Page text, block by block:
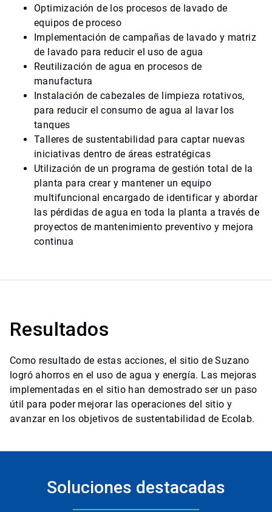
Optimización de los procesos de lavado de
equipos de proceso
Implementación de campañas de lavado y matriz
de lavado para reducir el uso de agua
Reutilización de agua en procesos de
manufactura
Instalación de cabezales de limpieza rotativos,
para reducir el consumo de agua al lavar los
tanques
Talleres de sustentabilidad para captar nuevas
iniciativas dentro de áreas estratégicas
Utilización de un programa de gestión total de la
planta para crear y mantener un equipo
multifuncional encargado de identificar y abordar
las pérdidas de agua en toda la planta a través de
proyectos de mantenimiento preventivo y mejora
continua
Resultados
Como resultado de estas acciones, el sitio de Suzano
logró ahorros en el uso de agua y energía. Las mejoras
implementadas en el sitio han demostrado ser un paso
útil para poder mejorar las operaciones del sitio y
avanzar en los objetivos de sustentabilidad de Ecolab.
Soluciones destacadas